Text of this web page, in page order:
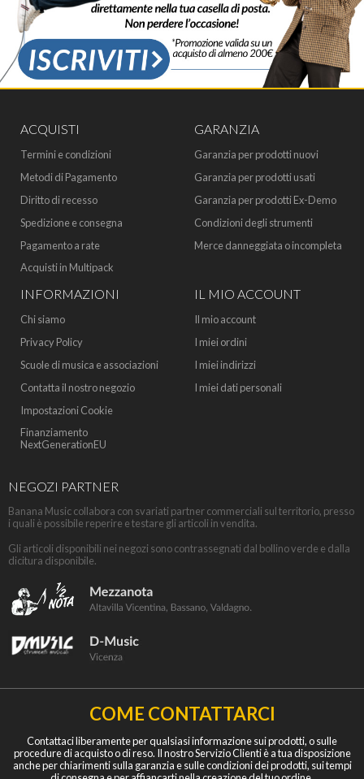
ACQUISTI
Termini e condizioni
Metodi di Pagamento
Diritto di recesso
Spedizione e consegna
Pagamento a rate
Acquisti in Multipack
GARANZIA
Garanzia per prodotti nuovi
Garanzia per prodotti usati
Garanzia per prodotti Ex-Demo
Condizioni degli strumenti
Merce danneggiata o incompleta
INFORMAZIONI
Chi siamo
Privacy Policy
Scuole di musica e associazioni
Contatta il nostro negozio
Impostazioni Cookie
Finanziamento
NextGenerationEU
IL MIO ACCOUNT
Il mio account
I miei ordini
I miei indirizzi
I miei dati personali
NEGOZI PARTNER
Banana Music collabora con svariati partner commerciali sul territorio, presso
i quali è possibile reperire e testare gli articoli in vendita.
Gli articoli disponibili nei negozi sono contrassegnati dal bollino verde e dalla
dicitura disponibile.
COME CONTATTARCI
Contattaci liberamente per qualsiasi informazione sui prodotti, o sulle
procedure di acquisto o di reso. Il nostro Servizio Clienti è a tua disposizione
anche per chiarimenti sulla garanzia e sulle condizioni dei prodotti, sui tempi